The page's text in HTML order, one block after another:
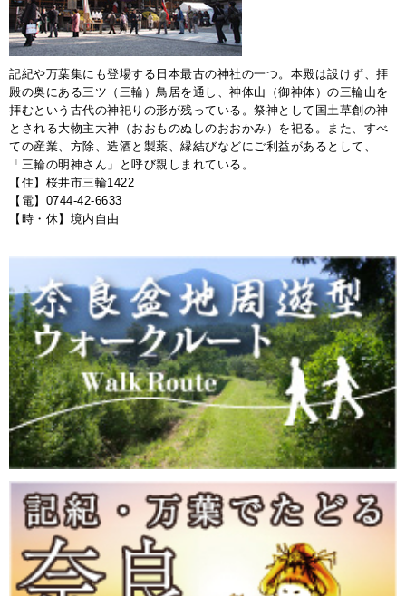
記紀や万葉集にも登場する日本最古の神社の一つ。本殿は設けず、拝
殿の奥にある三ツ（三輪）鳥居を通し、神体山（御神体）の三輪山を
拝むという古代の神祀りの形が残っている。祭神として国土草創の神
とされる大物主大神（おおものぬしのおおかみ）を祀る。また、すべ
ての産業、方除、造酒と製薬、縁結びなどにご利益があるとして、
「三輪の明神さん」と呼び親しまれている。
【住】桜井市三輪1422
【電】0744-42-6633
【時・休】境内自由